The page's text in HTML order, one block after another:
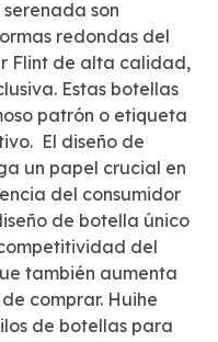
son
redondas del
Flint de alta calidad,
Estas botellas
patrón o etiqueta
El diseño de
un papel crucial en
del consumidor
de botella único
del
también aumenta
comprar. Huihe
de botellas para